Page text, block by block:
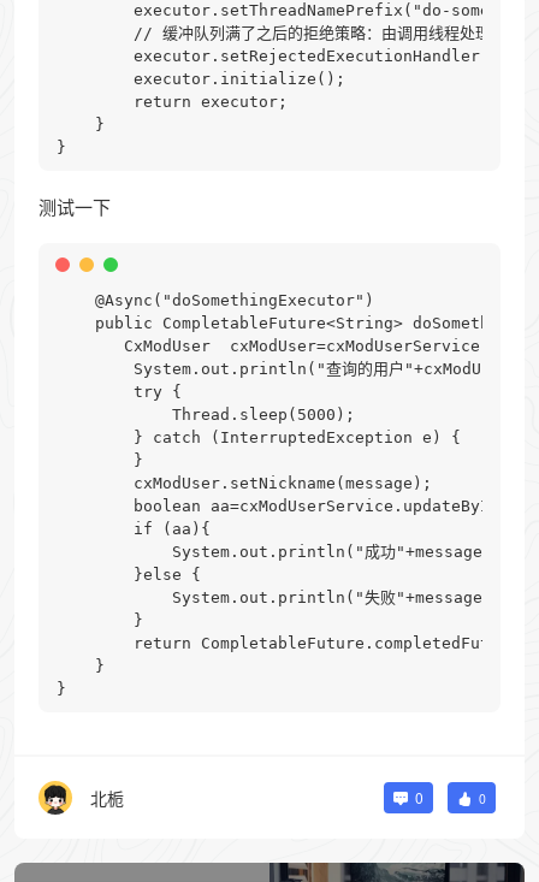
executor.setThreadNamePrefix("do-
// 缓冲队列满了之后的拒绝策略：由调用线程处理（一
executor.setRejectedExecutionHandler(new
        executor.initialize();
        return executor;
    }
测试一下
    @Async("doSomethingExecutor")
public CompletableFuture<String>
CxModUser
System.out.println("查询的用户
        try {
            Thread.sleep(5000);
        } catch (InterruptedException e) {
        }
        cxModUser.setNickname(message);
boolean
        if (aa){
            System.out.println("成功"+message);
        }else {
            System.out.println("失败"+message);
        }
return
    }
}
北栀 0 0